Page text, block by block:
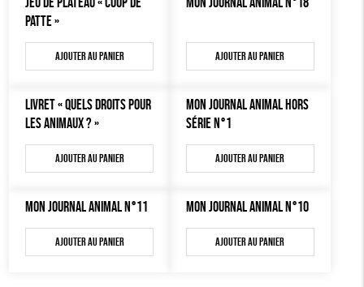
ACCESSOIRES
TOUT
PATTE »
Ajouter au panier Ajouter au panier
LIVRET « QUELS DROITS POUR
LES ANIMAUX ? »
Ajouter au panier
MON JOURNAL ANIMAL HORS
SÉRIE N°1
Ajouter au panier
MON JOURNAL ANIMAL N°11
Ajouter au panier
MON JOURNAL ANIMAL N°10
Ajouter au panier